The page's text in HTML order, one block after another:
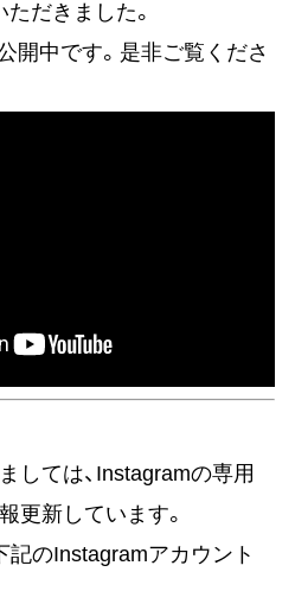
だきました。
開中です。是非ご覧くださ
しては、Instagramの専用
更新しています。
記のInstagramアカウント